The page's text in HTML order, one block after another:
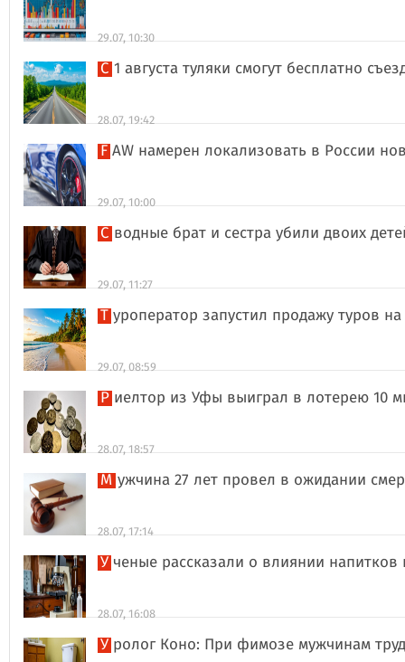
29.07, 10:30
С 1 августа туляки смогут бесплатно
28.07, 19:42
FAW намерен локализовать в России
29.07, 10:00
Сводные брат и сестра убили двоих
29.07, 11:27
Туроператор запустил продажу туров
29.07, 08:59
Риелтор из Уфы выиграл в лотерею 10
28.07, 18:57
Мужчина 27 лет провел в ожидании
28.07, 17:14
Ученые рассказали о влиянии
28.07, 16:08
Уролог Коно: При фимозе мужчинам